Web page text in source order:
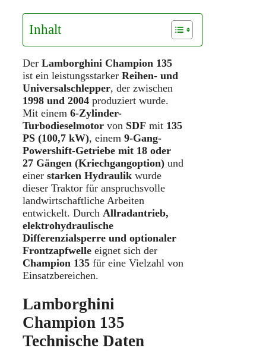
Inhalt
Der Lamborghini Champion 135
ist ein leistungsstarker Reihen- und
Universalschlepper, der zwischen
1998 und 2004 produziert wurde.
Mit einem 6-Zylinder-
Turbodieselmotor von SDF mit 135
PS (100,7 kW), einem 9-Gang-
Powershift-Getriebe mit 18 oder
27 Gängen (Kriechgangoption) und
einer starken Hydraulik wurde
dieser Traktor für anspruchsvolle
landwirtschaftliche Arbeiten
entwickelt. Durch Allradantrieb,
elektrohydraulische
Differenzialsperre und optionaler
Frontzapfwelle eignet sich der
Champion 135 für eine Vielzahl von
Einsatzbereichen.
Lamborghini
Champion 135
Technische Daten